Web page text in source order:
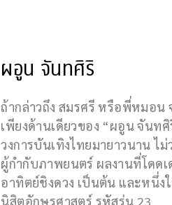
ผอูน จันทศิริ
ถ้ากล่าวถึง สมรศรี หรือพี่หมอ
เพียงด้านเดียวของ “ผอูน จัน
วงการบันเทิงไทยมายาวนาน ไ
ผู้กำกับภาพยนตร์ ผลงานที่โดดเ
อาทิตย์ชิงดวง เป็นต้น และหนึ่
นิสิตอักษรศาสตร์ รหัสรุ่น 23